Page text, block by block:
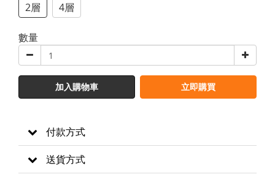
2層
4層
數量
加入購物車 立即購買
付款方式
送貨方式